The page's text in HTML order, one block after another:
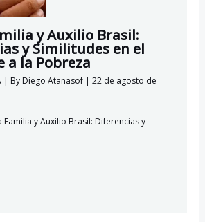
y Auxilio Brasil:
y Similitudes en el
a la Pobreza
| By Diego Atanasof | 22 de agosto de
Familia y Auxilio Brasil: Diferencias y